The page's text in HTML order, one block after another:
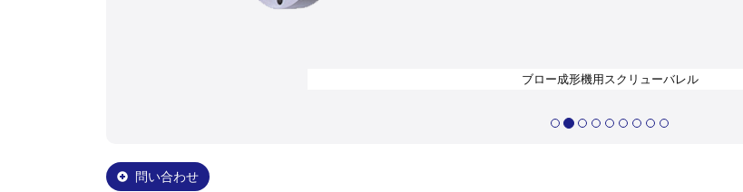
ブロー成形機用スクリューバレル
問い合わせ